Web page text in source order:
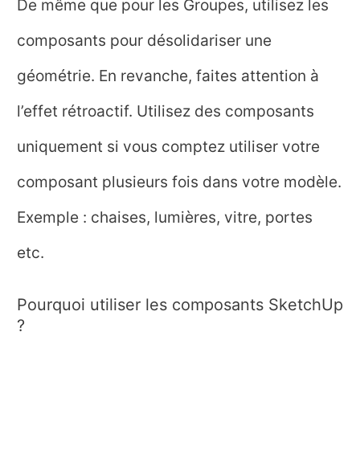
De même que pour les Groupes, utilisez les
composants pour désolidariser une
géométrie. En revanche, faites attention à
l’effet rétroactif. Utilisez des composants
uniquement si vous comptez utiliser votre
composant plusieurs fois dans votre modèle.
Exemple : chaises, lumières, vitre, portes
etc.
Pourquoi utiliser les composants SketchUp
?